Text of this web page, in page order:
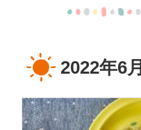
2022年6月